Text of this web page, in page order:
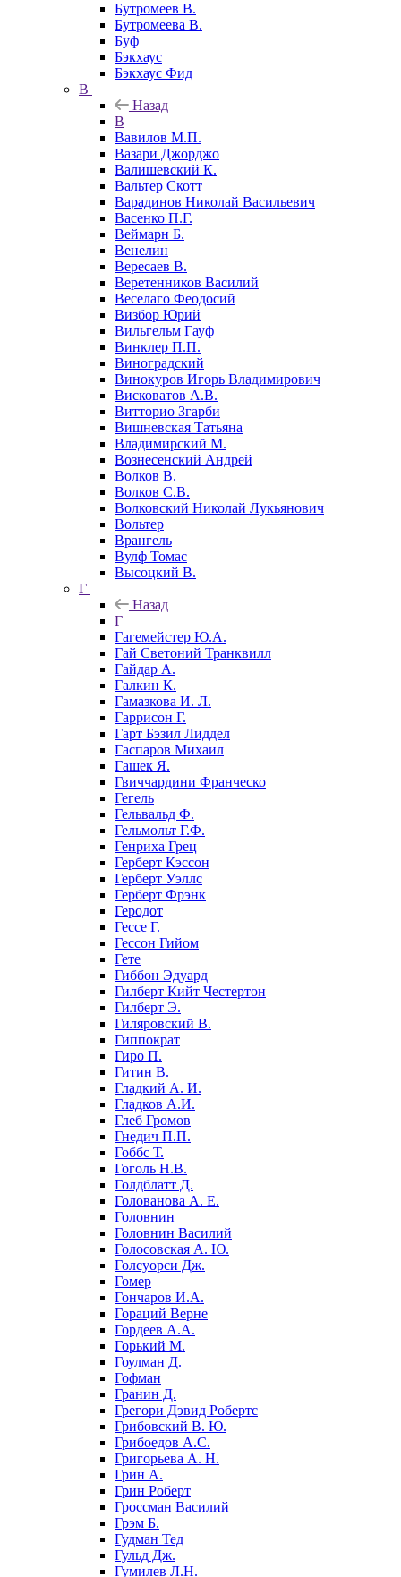
Бутромеев В.
Бутромеева В.
Буф
Бэкхаус
Бэкхаус Фид
В
Назад
В
Вавилов М.П.
Вазари Джорджо
Валишевский К.
Вальтер Скотт
Варадинов Николай Васильевич
Васенко П.Г.
Веймарн Б.
Венелин
Вересаев В.
Веретенников Василий
Веселаго Феодосий
Визбор Юрий
Вильгельм Гауф
Винклер П.П.
Виноградский
Винокуров Игорь Владимирович
Висковатов А.В.
Витторио Згарби
Вишневская Татьяна
Владимирский М.
Вознесенский Андрей
Волков В.
Волков С.В.
Волковский Николай Лукьянович
Вольтер
Врангель
Вулф Томас
Высоцкий В.
Г
Назад
Г
Гагемейстер Ю.А.
Гай Светоний Транквилл
Гайдар А.
Галкин К.
Гамазкова И. Л.
Гаррисон Г.
Гарт Бэзил Лиддел
Гаспаров Михаил
Гашек Я.
Гвиччардини Франческо
Гегель
Гельвальд Ф.
Гельмольт Г.Ф.
Генриха Грец
Герберт Кэссон
Герберт Уэллс
Герберт Фрэнк
Геродот
Гессе Г.
Гессон Гийом
Гете
Гиббон Эдуард
Гилберт Кийт Честертон
Гилберт Э.
Гиляровский В.
Гиппократ
Гиро П.
Гитин В.
Гладкий А. И.
Гладков А.И.
Глеб Громов
Гнедич П.П.
Гоббс Т.
Гоголь Н.В.
Голдблатт Д.
Голованова А. Е.
Головнин
Головнин Василий
Голосовская А. Ю.
Голсуорси Дж.
Гомер
Гончаров И.А.
Гораций Верне
Гордеев А.А.
Горький М.
Гоулман Д.
Гофман
Гранин Д.
Грегори Дэвид Робертс
Грибовский В. Ю.
Грибоедов А.С.
Григорьева А. Н.
Грин А.
Грин Роберт
Гроссман Василий
Грэм Б.
Гудман Тед
Гульд Дж.
Гумилев Л.Н.